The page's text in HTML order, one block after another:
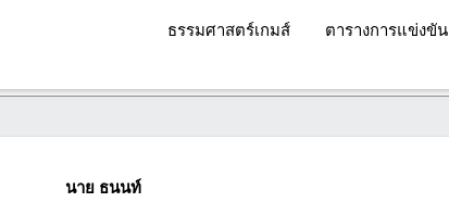
ธรรมศาสตร์เกมส์ ตารางการแข่งขัน
นาย ธนนท์